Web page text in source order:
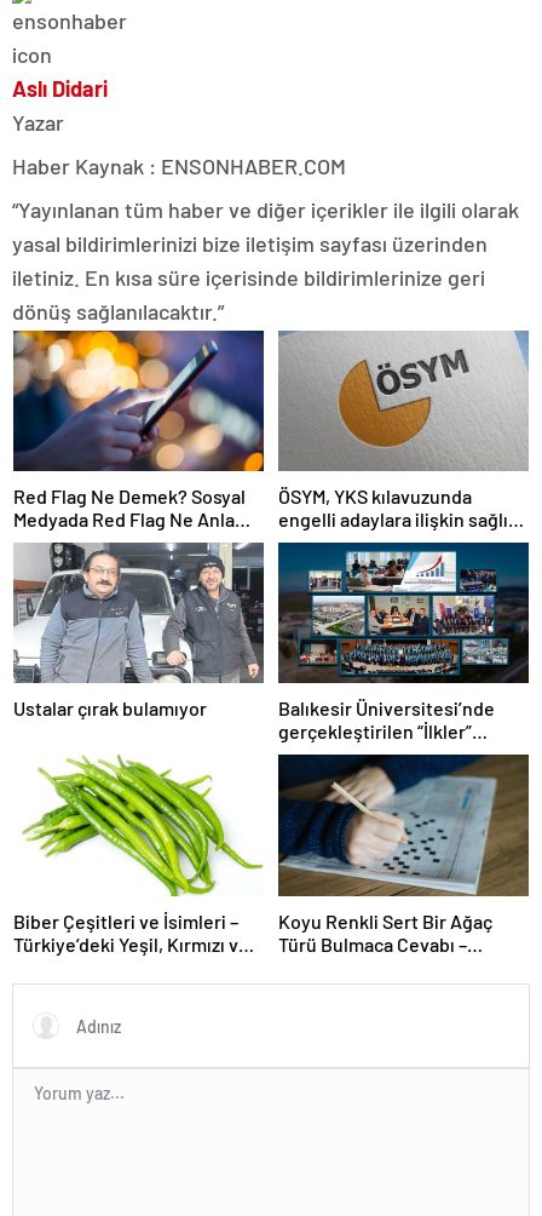
Aslı Didari
Yazar
Haber Kaynak : ENSONHABER.COM
“Yayınlanan tüm haber ve diğer içerikler ile ilgili olarak
yasal bildirimlerinizi bize iletişim sayfası üzerinden
iletiniz. En kısa süre içerisinde bildirimlerinize geri
dönüş sağlanılacaktır.”
Red Flag Ne Demek? Sosyal
Medyada Red Flag Ne Anlama
Gelir?
ÖSYM, YKS kılavuzunda
engelli adaylara ilişkin sağlık
şartlarını güncelledi
Ustalar çırak bulamıyor
Balıkesir Üniversitesi’nde
gerçekleştirilen “İlkler”
üniversitenin geleceğini
şekillendiriyor
Biber Çeşitleri ve İsimleri –
Türkiye’deki Yeşil, Kırmızı ve
Koyu Renkli Sert Bir Ağaç
Türü Bulmaca Cevabı –
Bir Ağaç Türü